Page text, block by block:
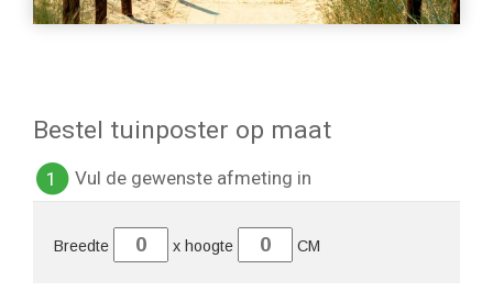
Bestel tuinposter op maat
1 Vul de gewenste afmeting in
Breedte x hoogte CM